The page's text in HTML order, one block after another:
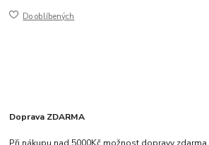
Do oblíbených
Doprava ZDARMA